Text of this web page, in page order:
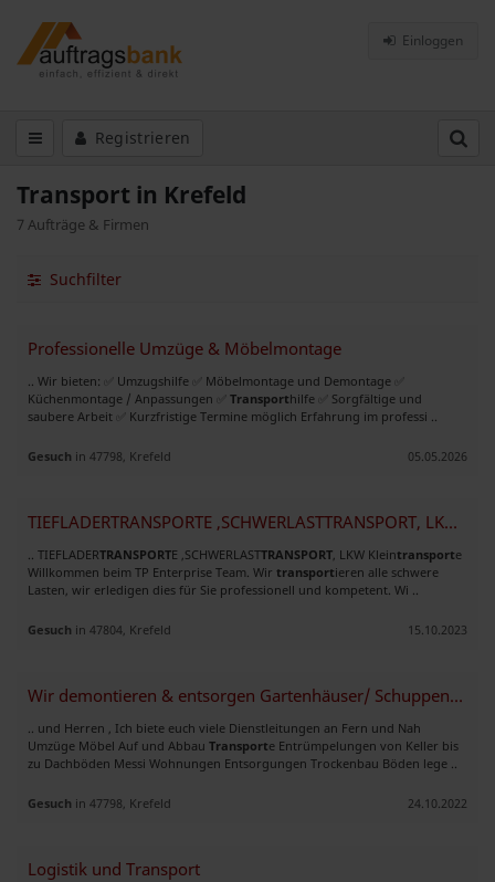
Einloggen
Registrieren
Transport in Krefeld
7 Aufträge & Firmen
Suchfilter
Professionelle Umzüge & Möbelmontage
.. Wir bieten: ✅ Umzugshilfe ✅ Möbelmontage und Demontage ✅
Küchenmontage / Anpassungen ✅ Transporthilfe ✅ Sorgfältige und
saubere Arbeit ✅ Kurzfristige Termine möglich Erfahrung im professi ..
Gesuch in 47798, Krefeld 05.05.2026
TIEFLADERTRANSPORTE ,SCHWERLASTTRANSPORT, LKW Kleintransporte
.. TIEFLADERTRANSPORTE ,SCHWERLASTTRANSPORT , LKW Kleintransporte
Willkommen beim TP Enterprise Team. Wir transportieren alle schwere
Lasten, wir erledigen dies für Sie professionell und kompetent. Wi ..
Gesuch in 47804, Krefeld 15.10.2023
Wir demontieren & entsorgen Gartenhäuser/ Schuppen/ Holzhütten
.. und Herren , Ich biete euch viele Dienstleitungen an Fern und Nah
Umzüge Möbel Auf und Abbau Transporte Entrümpelungen von Keller bis
zu Dachböden Messi Wohnungen Entsorgungen Trockenbau Böden lege ..
Gesuch in 47798, Krefeld 24.10.2022
Logistik und Transport